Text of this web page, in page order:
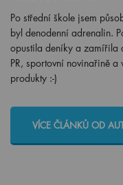
Po střední škole jsem
byl denodenní adrenalin.
opustila deníky a zamířila
PR, sportovní novinařině
produkty :-)
VÍCE ČLÁNKŮ OD